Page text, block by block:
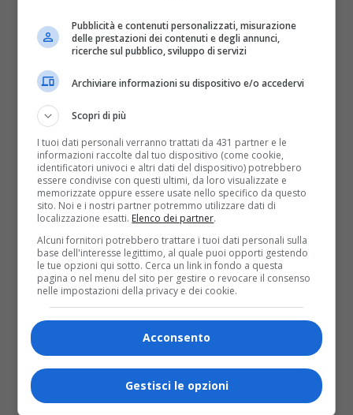
voti per un candidato avverso al centro sinistra
(Comune di Borgaro) attraverso un rapporto con un
noto e pericoloso boss della ‘ndrangheta.
Tali informazioni sono reperibili nel testo della
relazione 2012 della Commissione parlamentare
antimafia e non in qualche dossier costruito a fini
ricattatori o destabilizzatori. Voglio ricordare che
stiamo parlando di rapporti con la ‘ndrangheta
nella città dove il Procuratore della Repubblica
Giancarlo Caselli ha avviato e portato a
conclusione un’importante indagine denominata
Minotauro, scoperchiando le tentacolari
infiltrazioni mafiose nel nostro territorio. Nessuno,
giudice di comportamenti non penalmente
rilevanti, ma il PD di fronte a tali fatti non può far
finta di niente e non può non ritenere tali
comportamenti come incompatibili con ruoli di
direzione, seppur a livello di circolo cittadino.
Ricordo, peraltro, che ci sono dirigenti del nostro
partito che per un avviso di garanzia sono stati
chiamati a un passo indietro rispetto a ruoli
elettivi.
Il PD ha sempre aspramente criticato le forze
Pubblicità e contenuti personalizzati, misurazione
delle prestazioni dei contenuti e degli annunci,
ricerche sul pubblico, sviluppo di servizi
Archiviare informazioni su dispositivo e/o accedervi
Scopri di più
I tuoi dati personali verranno trattati da 431 partner e le
informazioni raccolte dal tuo dispositivo (come cookie,
identificatori univoci e altri dati del dispositivo) potrebbero
essere condivise con questi ultimi, da loro visualizzate e
memorizzate oppure essere usate nello specifico da questo
sito. Noi e i nostri partner potremmo utilizzare dati di
localizzazione esatti. Elenco dei partner.
Alcuni fornitori potrebbero trattare i tuoi dati personali sulla
base dell'interesse legittimo, al quale puoi opporti gestendo
le tue opzioni qui sotto. Cerca un link in fondo a questa
pagina o nel menu del sito per gestire o revocare il consenso
nelle impostazioni della privacy e dei cookie.
Acconsento
Gestisci le opzioni